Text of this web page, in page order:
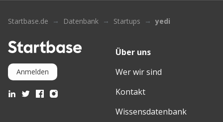
Startbase.de Datenbank Startups yedi
Anmelden
Über uns
Wer wir sind
Kontakt
Wissensdatenbank